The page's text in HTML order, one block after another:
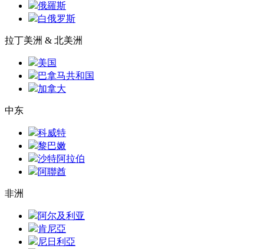
俄羅斯
白俄罗斯
拉丁美洲 & 北美洲
美国
巴拿马共和国
加拿大
中东
科威特
黎巴嫩
沙特阿拉伯
阿聯酋
非洲
阿尔及利亚
肯尼亞
尼日利亞